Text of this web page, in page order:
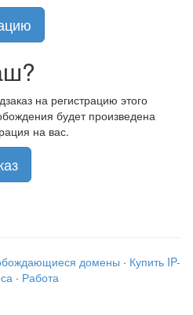
на регистрацию этого
будет произведена
на вас.
домены · Купить IP-
· Работа